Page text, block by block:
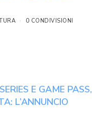
0 CONDIVISIONI
E GAME PASS,
L’ANNUNCIO